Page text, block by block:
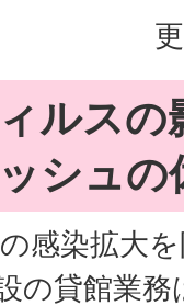
ルスの
シュの
感染拡大
の貸館業